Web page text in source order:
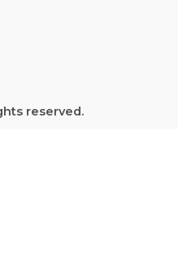
reserved.